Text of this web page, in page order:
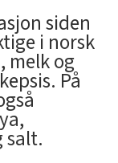
siden
i norsk
melk og
På
salt.